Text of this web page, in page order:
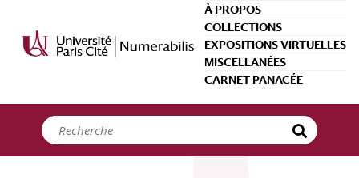
À PROPOS
COLLECTIONS
EXPOSITIONS VIRTUELLES
MISCELLANÉES
CARNET PANACÉE